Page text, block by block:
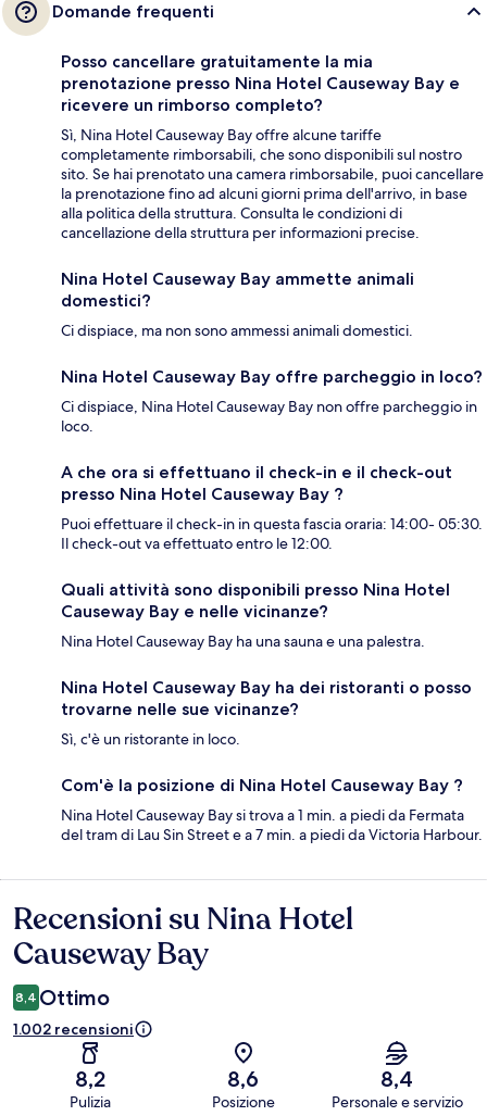
Domande frequenti
Posso cancellare gratuitamente la mia
prenotazione presso Nina Hotel Causeway Bay e
ricevere un rimborso completo?
Sì, Nina Hotel Causeway Bay offre alcune tariffe
completamente rimborsabili, che sono disponibili sul nostro
sito. Se hai prenotato una camera rimborsabile, puoi cancellare
la prenotazione fino ad alcuni giorni prima dell'arrivo, in base
alla politica della struttura. Consulta le condizioni di
cancellazione della struttura per informazioni precise.
Nina Hotel Causeway Bay ammette animali
domestici?
Ci dispiace, ma non sono ammessi animali domestici.
Nina Hotel Causeway Bay offre parcheggio in loco?
Ci dispiace, Nina Hotel Causeway Bay non offre parcheggio in
loco.
A che ora si effettuano il check-in e il check-out
presso Nina Hotel Causeway Bay ?
Puoi effettuare il check-in in questa fascia oraria: 14:00- 05:30.
Il check-out va effettuato entro le 12:00.
Quali attività sono disponibili presso Nina Hotel
Causeway Bay e nelle vicinanze?
Nina Hotel Causeway Bay ha una sauna e una palestra.
Nina Hotel Causeway Bay ha dei ristoranti o posso
trovarne nelle sue vicinanze?
Sì, c'è un ristorante in loco.
Com'è la posizione di Nina Hotel Causeway Bay ?
Nina Hotel Causeway Bay si trova a 1 min. a piedi da Fermata
del tram di Lau Sin Street e a 7 min. a piedi da Victoria Harbour.
Recensioni
Recensioni su Nina Hotel
Causeway Bay
8,4 Ottimo
1.002 recensioni
8,2
Pulizia
8,6
Posizione
8,4
Personale e servizio